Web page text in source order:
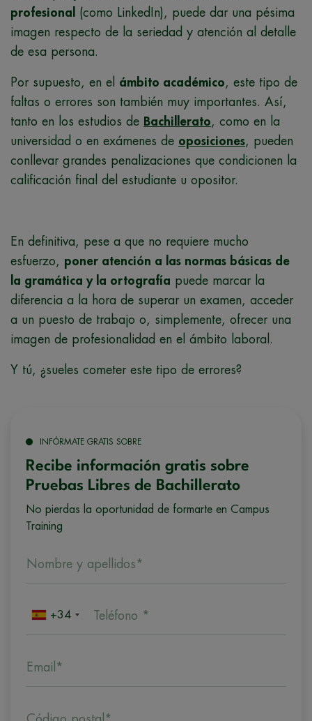
profesional
(como LinkedIn), puede dar una pésima
imagen respecto de la seriedad y atención al detalle
de esa persona.
Por supuesto, en el ámbito académico, este tipo de
faltas o errores son también muy importantes. Así,
tanto en los estudios de Bachillerato, como en la
universidad o en exámenes de oposiciones, pueden
conllevar grandes penalizaciones que condicionen la
calificación final del estudiante u opositor.
En definitiva, pese a que no requiere mucho
esfuerzo, poner atención a las normas básicas de
la gramática y la ortografía puede marcar la
diferencia a la hora de superar un examen, acceder
a un puesto de trabajo o, simplemente, ofrecer una
imagen de profesionalidad en el ámbito laboral.
Y tú, ¿sueles cometer este tipo de errores?
INFÓRMATE GRATIS SOBRE
Recibe información gratis sobre
Pruebas Libres de Bachillerato
No pierdas la oportunidad de formarte en Campus
Training
Nombre y apellidos*
+34 Teléfono *
Email*